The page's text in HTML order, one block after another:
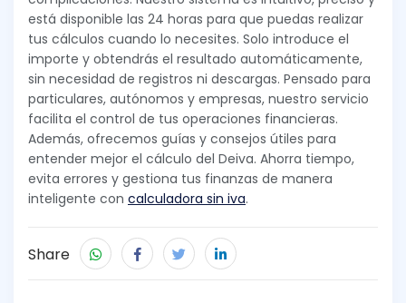
está disponible las 24 horas para que puedas realizar
tus cálculos cuando lo necesites. Solo introduce el
importe y obtendrás el resultado automáticamente,
sin necesidad de registros ni descargas. Pensado para
particulares, autónomos y empresas, nuestro servicio
facilita el control de tus operaciones financieras.
Además, ofrecemos guías y consejos útiles para
entender mejor el cálculo del Deiva. Ahorra tiempo,
evita errores y gestiona tus finanzas de manera
inteligente con calculadora sin iva.
Share